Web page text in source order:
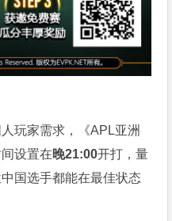
玩家需求，《APL亚洲
设置在晚21:00开打，量
国选手都能在最佳状态